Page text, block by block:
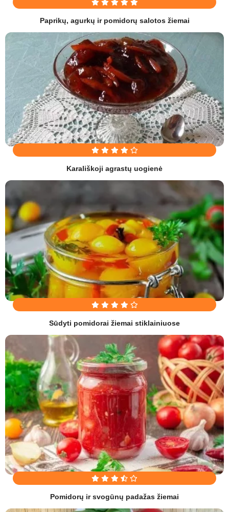
Paprikų, agurkų ir pomidorų salotos žiemai
Karališkoji agrastų uogienė
Sūdyti pomidorai žiemai stiklainiuose
Pomidorų ir svogūnų padažas žiemai